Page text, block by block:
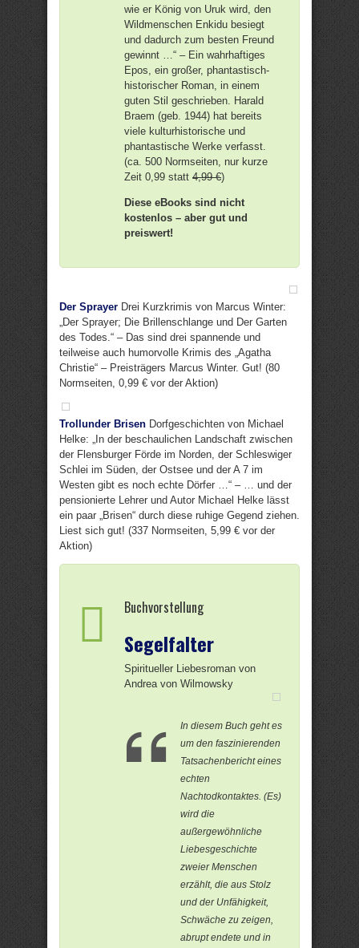
wie er König von Uruk wird, den
Wildmenschen Enkidu besiegt
und dadurch zum besten Freund
gewinnt …“ – Ein wahrhaftiges
Epos, ein großer, phantastisch-
historischer Roman, in einem
guten Stil geschrieben. Harald
Braem (geb. 1944) hat bereits
viele kulturhistorische und
phantastische Werke verfasst.
(ca. 500 Normseiten, nur kurze
Zeit 0,99 statt 4,99 €)
Diese eBooks sind nicht
kostenlos – aber gut und
preiswert!
Der Sprayer Drei Kurzkrimis von Marcus Winter:
„Der Sprayer; Die Brillenschlange und Der Garten
des Todes.“ – Das sind drei spannende und
teilweise auch humorvolle Krimis des „Agatha
Christie“ – Preisträgers Marcus Winter. Gut! (80
Normseiten, 0,99 € vor der Aktion)
Trollunder Brisen Dorfgeschichten von Michael
Helke: „In der beschaulichen Landschaft zwischen
der Flensburger Förde im Norden, der Schleswiger
Schlei im Süden, der Ostsee und der A 7 im
Westen gibt es noch echte Dörfer …“ – … und der
pensionierte Lehrer und Autor Michael Helke lässt
ein paar „Brisen“ durch diese ruhige Gegend ziehen.
Liest sich gut! (337 Normseiten, 5,99 € vor der
Aktion)
Buchvorstellung
Segelfalter
Spiritueller Liebesroman von
Andrea von Wilmowsky
In diesem Buch geht es
um den faszinierenden
Tatsachenbericht eines
echten
Nachtodkontaktes. (Es)
wird die
außergewöhnliche
Liebesgeschichte
zweier Menschen
erzählt, die aus Stolz
und der Unfähigkeit,
Schwäche zu zeigen,
abrupt endete und in